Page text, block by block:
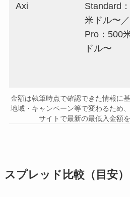
Axi
Standard
米ドル〜／
Pro：500
ドル〜
金額は執筆時点で確認できた情報に
地域・キャンペーン等で変わるため
サイトで最新の最低入金額
スプレッド比較（目安）